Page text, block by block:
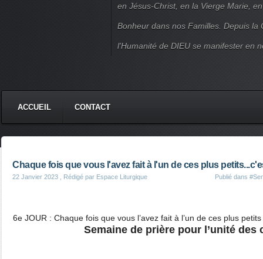
en Jésus-Christ, en la Vierge Marie,
Bonheur dans nos Familles. Depuis la
l'Humanité de DIEU se manifester en
ACCUEIL CONTACT
Chaque fois que vous l'avez fait à l'un de ces plus
22 Janvier 2023 , Rédigé par Espace Liturgique Publié dans
6e JOUR : Chaque fois que vous l’avez fait à l’un de ces plus
Semaine de prière pour l’unité des